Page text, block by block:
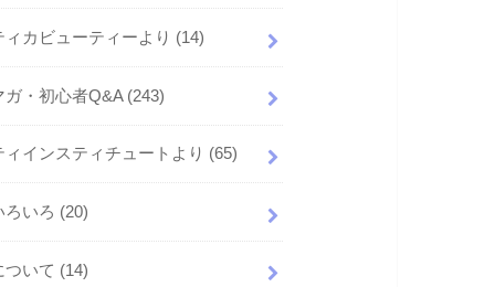
ィカビューティーより (14)
ガ・初心者Q&A (243)
ィインスティチュートより (65)
ろいろ (20)
ついて (14)